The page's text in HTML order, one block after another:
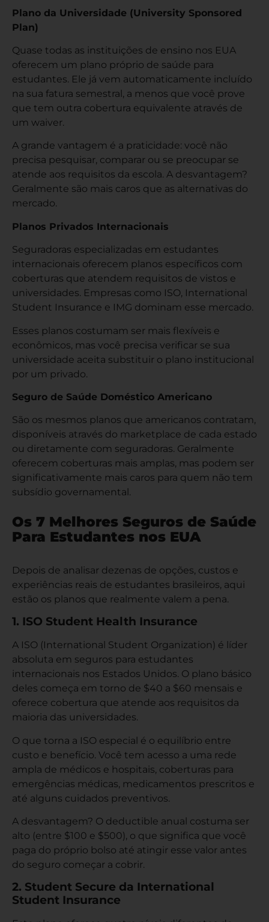
Plano da Universidade (University Sponsored
Plan)
Quase todas as instituições de ensino nos EUA
oferecem um plano próprio de saúde para
estudantes. Ele já vem automaticamente incluído
na sua fatura semestral, a menos que você prove
que tem outra cobertura equivalente através de
um waiver.
A grande vantagem é a praticidade: você não
precisa pesquisar, comparar ou se preocupar se
atende aos requisitos da escola. A desvantagem?
Geralmente são mais caros que as alternativas do
mercado.
Planos Privados Internacionais
Seguradoras especializadas em estudantes
internacionais oferecem planos específicos com
coberturas que atendem requisitos de vistos e
universidades. Empresas como ISO, International
Student Insurance e IMG dominam esse mercado.
Esses planos costumam ser mais flexíveis e
econômicos, mas você precisa verificar se sua
universidade aceita substituir o plano institucional
por um privado.
Seguro de Saúde Doméstico Americano
São os mesmos planos que americanos contratam,
disponíveis através do marketplace de cada estado
ou diretamente com seguradoras. Geralmente
oferecem coberturas mais amplas, mas podem ser
significativamente mais caros para quem não tem
subsídio governamental.
Os 7 Melhores Seguros de Saúde
Para Estudantes nos EUA
Depois de analisar dezenas de opções, custos e
experiências reais de estudantes brasileiros, aqui
estão os planos que realmente valem a pena.
1. ISO Student Health Insurance
A ISO (International Student Organization) é líder
absoluta em seguros para estudantes
internacionais nos Estados Unidos. O plano básico
deles começa em torno de $40 a $60 mensais e
oferece cobertura que atende aos requisitos da
maioria das universidades.
O que torna a ISO especial é o equilíbrio entre
custo e benefício. Você tem acesso a uma rede
ampla de médicos e hospitais, coberturas para
emergências médicas, medicamentos prescritos e
até alguns cuidados preventivos.
A desvantagem? O deductible anual costuma ser
alto (entre $100 e $500), o que significa que você
paga do próprio bolso até atingir esse valor antes
do seguro começar a cobrir.
2. Student Secure da International
Student Insurance